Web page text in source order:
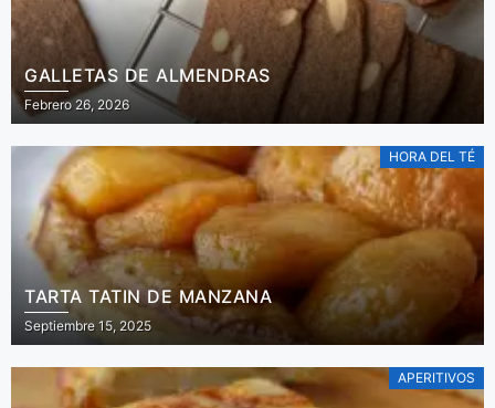
GALLETAS DE ALMENDRAS
Febrero 26, 2026
HORA DEL TÉ
TARTA TATIN DE MANZANA
Septiembre 15, 2025
APERITIVOS